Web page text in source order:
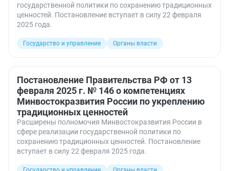
государственной политики по сохранению традиционных
ценностей. Постановление вступает в силу 22 февраля
2025 года.
Государство и управление Органы власти
Постановление Правительства РФ от 13
февраля 2025 г. № 146 о компетенциях
Минвостокразвития России по укреплению
традиционных ценностей
Расширены полномочия Минвостокразвития России в
сфере реализации государственной политики по
сохранению традиционных ценностей. Постановление
вступает в силу 22 февраля 2025 года.